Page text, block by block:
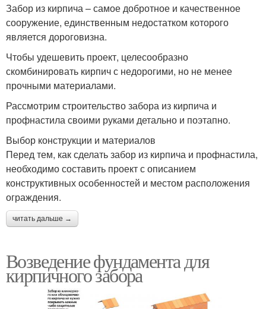
Забор из кирпича – самое добротное и качественное
сооружение, единственным недостатком которого
является дороговизна.
Чтобы удешевить проект, целесообразно
скомбинировать кирпич с недорогими, но не менее
прочными материалами.
Рассмотрим строительство забора из кирпича и
профнастила своими руками детально и поэтапно.
Выбор конструкции и материалов
Перед тем, как сделать забор из кирпича и профнастила,
необходимо составить проект с описанием
конструктивных особенностей и местом расположения
ограждения.
читать дальше →
Возведение фундамента для
кирпичного забора